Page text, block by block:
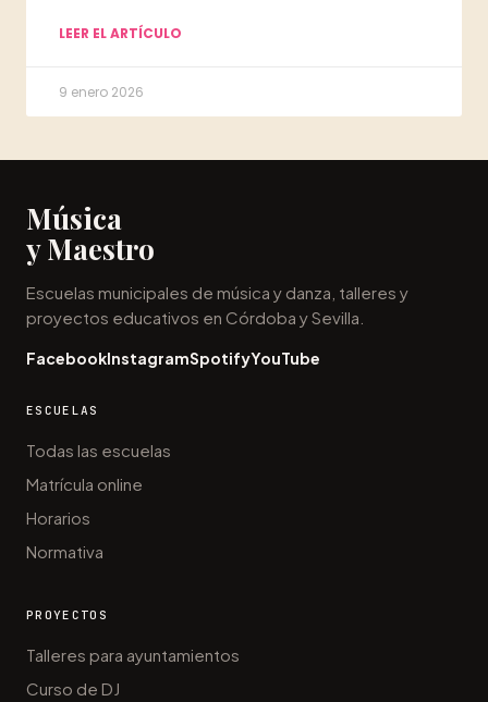
LEER EL ARTÍCULO
9 enero 2026
Música
y Maestro
Escuelas municipales de música y danza, talleres y
proyectos educativos en Córdoba y Sevilla.
FacebookInstagramSpotifyYouTube
ESCUELAS
Todas las escuelas
Matrícula online
Horarios
Normativa
PROYECTOS
Talleres para ayuntamientos
Curso de DJ